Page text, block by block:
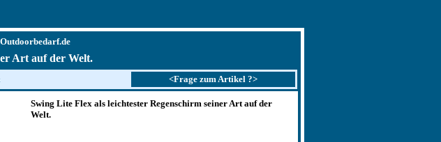
Outdoorbedarf.de
Art auf der Welt.
<Frage zum Artikel ?>
Swing Lite Flex als leichtester Regenschirm seiner Art auf der
Welt.